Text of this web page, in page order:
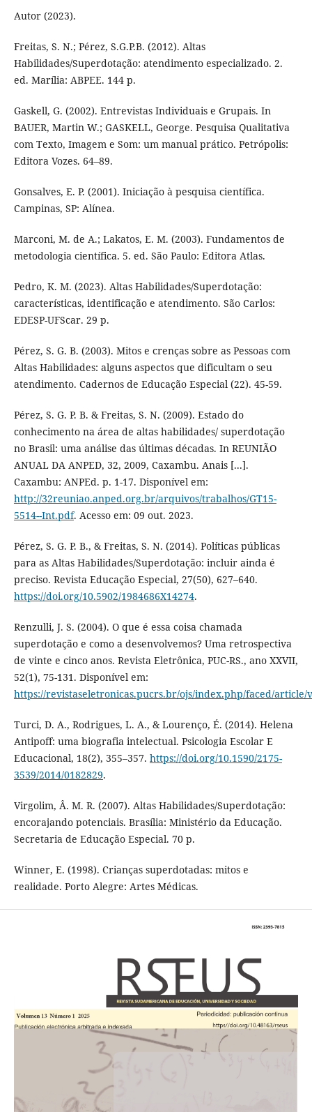
Autor (2023).
Freitas, S. N.; Pérez, S.G.P.B. (2012). Altas
Habilidades/Superdotação: atendimento especializado. 2.
ed. Marília: ABPEE. 144 p.
Gaskell, G. (2002). Entrevistas Individuais e Grupais. In
BAUER, Martin W.; GASKELL, George. Pesquisa Qualitativa
com Texto, Imagem e Som: um manual prático. Petrópolis:
Editora Vozes. 64–89.
Gonsalves, E. P. (2001). Iniciação à pesquisa científica.
Campinas, SP: Alínea.
Marconi, M. de A.; Lakatos, E. M. (2003). Fundamentos de
metodologia científica. 5. ed. São Paulo: Editora Atlas.
Pedro, K. M. (2023). Altas Habilidades/Superdotação:
características, identificação e atendimento. São Carlos:
EDESP-UFScar. 29 p.
Pérez, S. G. B. (2003). Mitos e crenças sobre as Pessoas com
Altas Habilidades: alguns aspectos que dificultam o seu
atendimento. Cadernos de Educação Especial (22). 45-59.
Pérez, S. G. P. B. & Freitas, S. N. (2009). Estado do
conhecimento na área de altas habilidades/ superdotação
no Brasil: uma análise das últimas décadas. In REUNIÃO
ANUAL DA ANPED, 32, 2009, Caxambu. Anais [...].
Caxambu: ANPEd. p. 1-17. Disponível em:
http://32reuniao.anped.org.br/arquivos/trabalhos/GT15-
5514--Int.pdf. Acesso em: 09 out. 2023.
Pérez, S. G. P. B., & Freitas, S. N. (2014). Políticas públicas
para as Altas Habilidades/Superdotação: incluir ainda é
preciso. Revista Educação Especial, 27(50), 627–640.
https://doi.org/10.5902/1984686X14274.
Renzulli, J. S. (2004). O que é essa coisa chamada
superdotação e como a desenvolvemos? Uma retrospectiva
de vinte e cinco anos. Revista Eletrônica, PUC-RS., ano XXVII,
52(1), 75-131. Disponível em:
https://revistaseletronicas.pucrs.br/ojs/index.php/faced/article/
Turci, D. A., Rodrigues, L. A., & Lourenço, É. (2014). Helena
Antipoff: uma biografia intelectual. Psicologia Escolar E
Educacional, 18(2), 355–357. https://doi.org/10.1590/2175-
3539/2014/0182829.
Virgolim, Â. M. R. (2007). Altas Habilidades/Superdotação:
encorajando potenciais. Brasília: Ministério da Educação.
Secretaria de Educação Especial. 70 p.
Winner, E. (1998). Crianças superdotadas: mitos e
realidade. Porto Alegre: Artes Médicas.